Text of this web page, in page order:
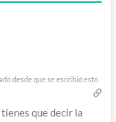
desde que se escribió esto
que decir la